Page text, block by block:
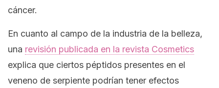
cáncer.
En cuanto al campo de la industria de la belleza,
una revisión publicada en la revista Cosmetics
explica que ciertos péptidos presentes en el
veneno de serpiente podrían tener efectos